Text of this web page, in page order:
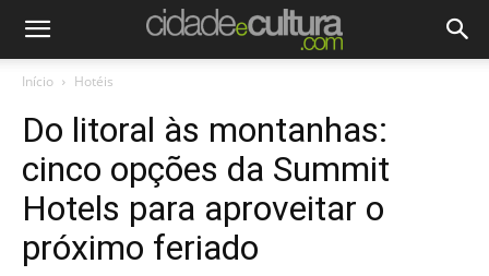
Início Hotéis
Do litoral às montanhas:
cinco opções da Summit
Hotels para aproveitar o
próximo feriado